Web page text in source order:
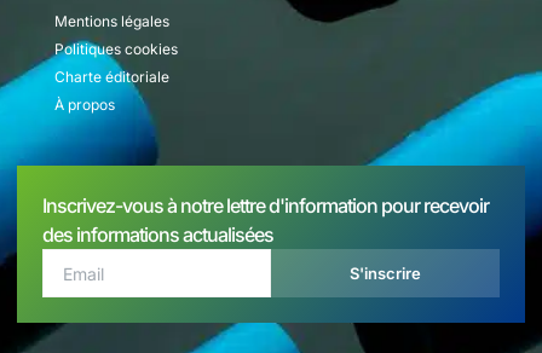
Mentions légales
Politiques cookies
Charte éditoriale
À propos
Inscrivez-vous à notre lettre d'information pour recevoir
des informations actualisées
S'inscrire